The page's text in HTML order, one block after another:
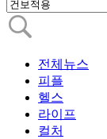
전체뉴스
피플
헬스
라이프
컬처